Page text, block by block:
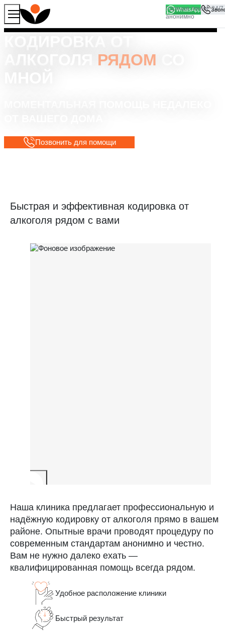
WhatsApp
РЯДОМ
Позвонить для помощи
Быстрая и эффективная кодировка от
алкоголя рядом с вами
Наша клиника предлагает профессиональную и
надёжную кодировку от алкоголя прямо в вашем
районе. Опытные врачи проводят процедуру по
современным стандартам анонимно и честно.
Вам не нужно далеко ехать —
квалифицированная помощь всегда рядом.
Удобное расположение клиники
Быстрый результат
Продолжая работу с сайтом, вы соглашаетесь на то, что
мы используем файлы
Хорошо